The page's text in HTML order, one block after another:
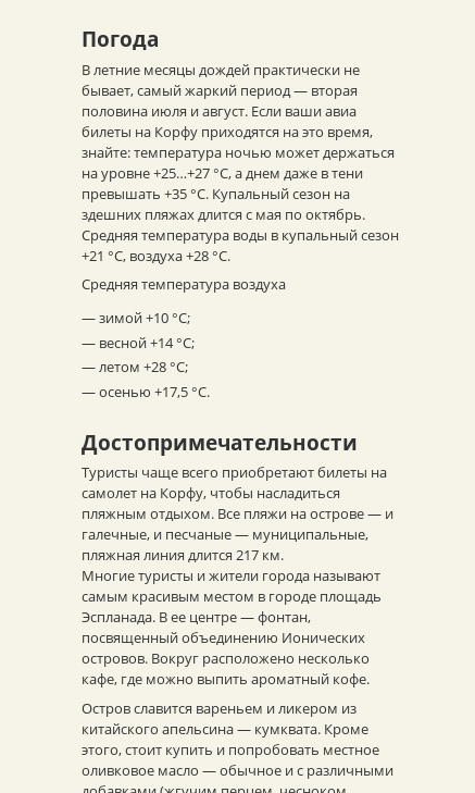
Погода
В летние месяцы дождей практически не
бывает, самый жаркий период — вторая
половина июля и август. Если ваши авиа
билеты на Корфу приходятся на это время,
знайте: температура ночью может держаться
на уровне +25…+27 °С, а днем даже в тени
превышать +35 °С. Купальный сезон на
здешних пляжах длится с мая по октябрь.
Средняя температура воды в купальный сезон
+21 °С, воздуха +28 °С.
Средняя температура воздуха
— зимой +10 °С;
— весной +14 °С;
— летом +28 °С;
— осенью +17,5 °С.
Достопримечательности
Туристы чаще всего приобретают билеты на
самолет на Корфу, чтобы насладиться
пляжным отдыхом. Все пляжи на острове — и
галечные, и песчаные — муниципальные,
пляжная линия длится 217 км.
Многие туристы и жители города называют
самым красивым местом в городе площадь
Эспланада. В ее центре — фонтан,
посвященный объединению Ионических
островов. Вокруг расположено несколько
кафе, где можно выпить ароматный кофе.
Остров славится вареньем и ликером из
китайского апельсина — кумквата. Кроме
этого, стоит купить и попробовать местное
оливковое масло — обычное и с различными